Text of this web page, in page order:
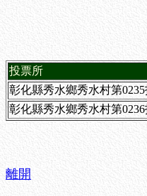
投票所
彰化縣秀水鄉秀水村第
彰化縣秀水鄉秀水村第
離開